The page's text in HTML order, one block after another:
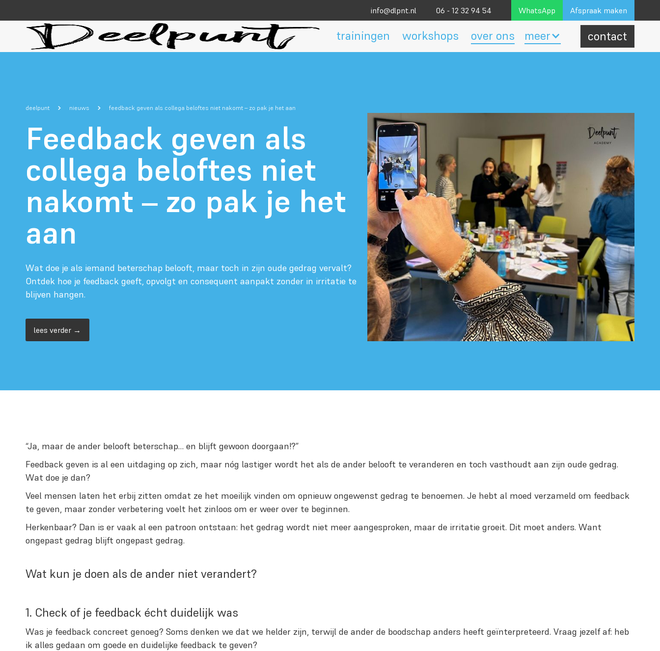
info@dlpnt.nl 06 - 12 32 94 54 WhatsApp Afspraak maken
trainingen workshops over ons meer contact
deelpunt nieuws feedback geven als collega beloftes niet nakomt – zo pak je het aan
Feedback geven als
collega beloftes niet
nakomt – zo pak je het
aan
Wat doe je als iemand beterschap belooft, maar toch in zijn oude gedrag vervalt?
Ontdek hoe je feedback geeft, opvolgt en consequent aanpakt zonder in irritatie te
blijven hangen.
lees verder →
“Ja, maar de ander belooft beterschap… en blijft gewoon doorgaan!?”
Feedback geven is al een uitdaging op zich, maar nóg lastiger wordt het als de ander belooft te veranderen en toch vasthoudt aan zijn oude gedrag.
Wat doe je dan?
Veel mensen laten het erbij zitten omdat ze het moeilijk vinden om opnieuw ongewenst gedrag te benoemen. Je hebt al moed verzameld om feedback
te geven, maar zonder verbetering voelt het zinloos om er weer over te beginnen.
Herkenbaar? Dan is er vaak al een patroon ontstaan: het gedrag wordt niet meer aangesproken, maar de irritatie groeit. Dit moet anders. Want
ongepast gedrag blijft ongepast gedrag.
Wat kun je doen als de ander niet verandert?
1. Check of je feedback écht duidelijk was
Was je feedback concreet genoeg? Soms denken we dat we helder zijn, terwijl de ander de boodschap anders heeft geïnterpreteerd. Vraag jezelf af: heb
ik alles gedaan om goede en duidelijke feedback te geven?